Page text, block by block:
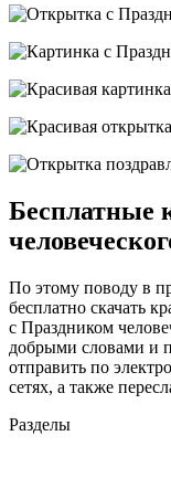
Бесплатные
По этому поводу в
бесплатно скачать
с Праздником
добрыми словами и
отправить по
сетях, а также
Разделы